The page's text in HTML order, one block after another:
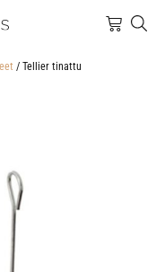
/ Tellier tinattu